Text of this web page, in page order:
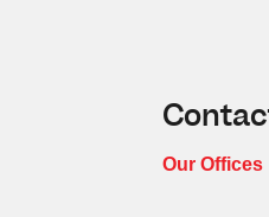
Our Offices